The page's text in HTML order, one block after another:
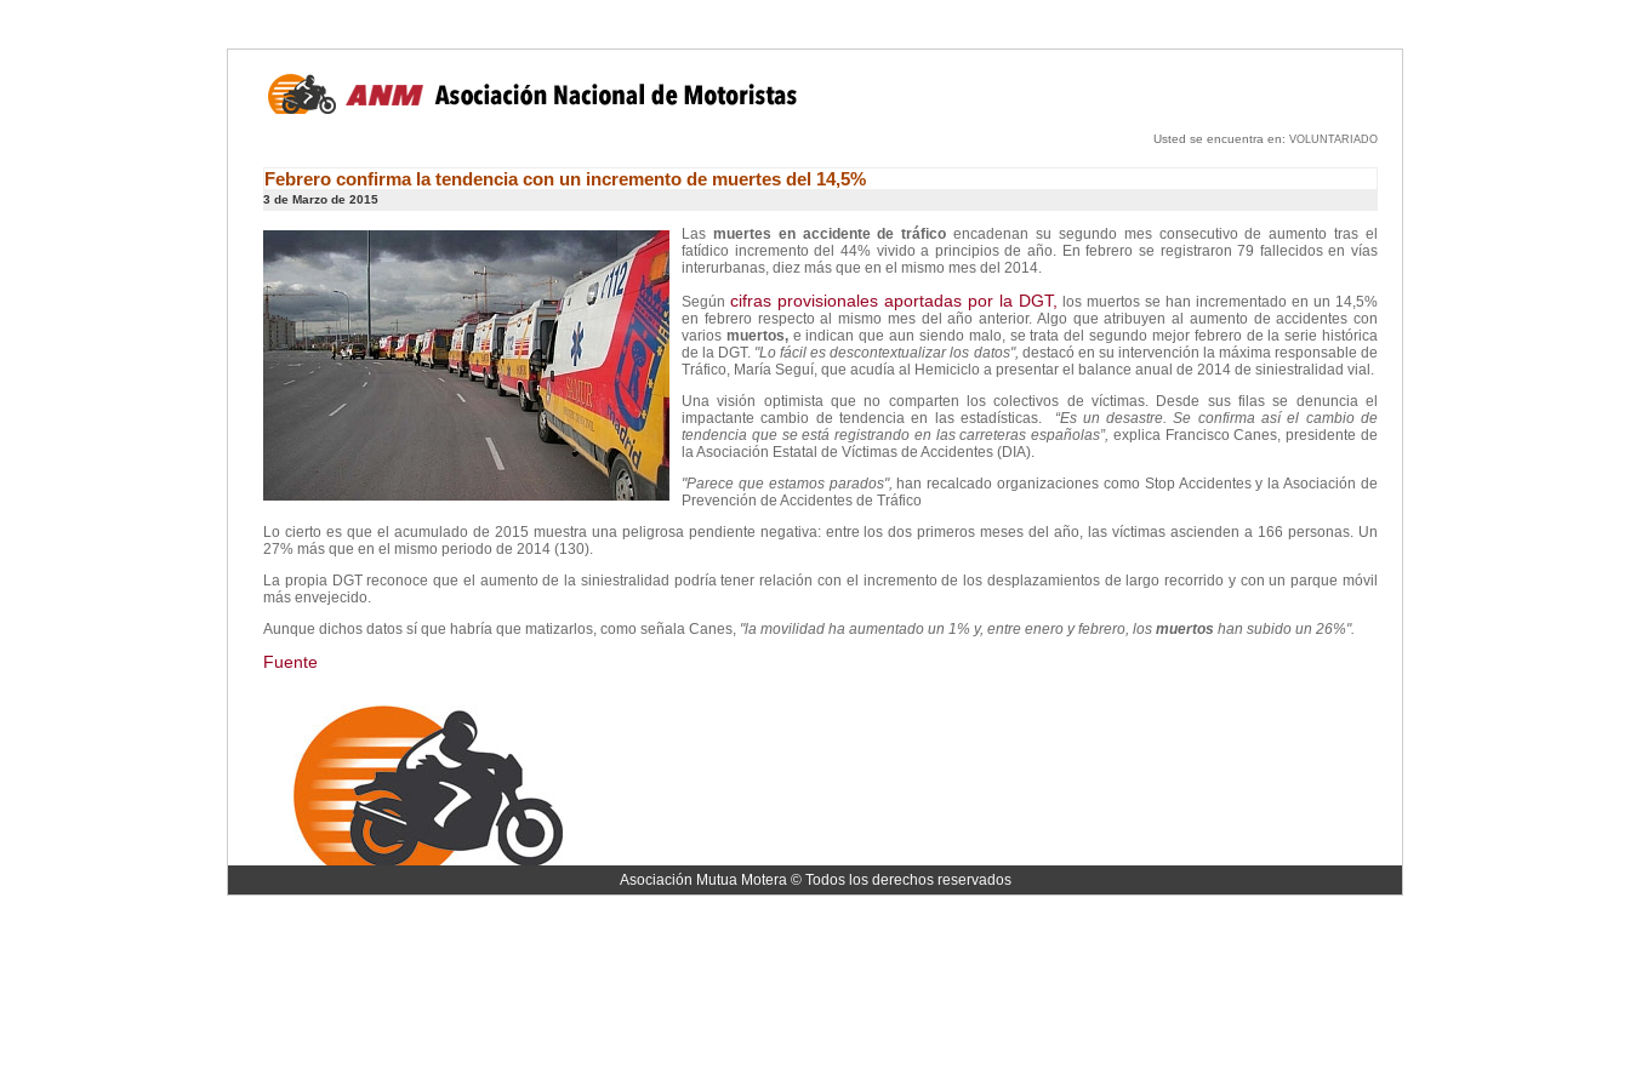
Usted se encuentra en: VOLUNTARIADO
Febrero confirma la tendencia con un incremento de muertes del 14,5%
3 de Marzo de 2015
Las muertes en accidente de tráfico encadenan su segundo mes consecutivo de aumento tras el
fatídico incremento del 44% vivido a principios de año. En febrero se registraron 79 fallecidos en vías
interurbanas, diez más que en el mismo mes del 2014.
Según cifras provisionales aportadas por la DGT,
los muertos se han incrementado en un 14,5%
en febrero respecto al mismo mes del año anterior. Algo que atribuyen al aumento de accidentes con
varios muertos, e indican que aun siendo malo, se trata del segundo mejor febrero de la serie histórica
de la DGT. "Lo fácil es descontextualizar los datos", destacó en su intervención la máxima responsable de
Tráfico, María Seguí, que acudía al Hemiciclo a presentar el balance anual de 2014 de siniestralidad vial.
Una visión optimista que no comparten los colectivos de víctimas. Desde sus filas se denuncia el
impactante cambio de tendencia en las estadísticas.
“Es un desastre. Se confirma así el cambio de
tendencia que se está registrando en las carreteras españolas”, explica Francisco Canes, presidente de
la Asociación Estatal de Víctimas de Accidentes (DIA).
"Parece que estamos parados", han recalcado organizaciones como Stop Accidentes y la Asociación de
Prevención de Accidentes de Tráfico
Lo cierto es que el acumulado de 2015 muestra una peligrosa pendiente negativa: entre los dos primeros meses del año, las víctimas ascienden a 166 personas. Un
27% más que en el mismo periodo de 2014 (130).
La propia DGT reconoce que el aumento de la siniestralidad podría tener relación con el incremento de los desplazamientos de largo recorrido y con un parque móvil
más envejecido.
Aunque dichos datos sí que habría que matizarlos, como señala Canes, "la movilidad ha aumentado un 1% y, entre enero y febrero, los muertos han subido un 26%".
Fuente
Asociación Mutua Motera © Todos los derechos reservados